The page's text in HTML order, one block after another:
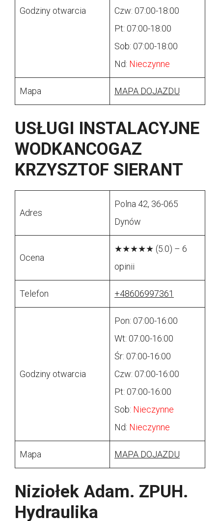
Godziny otwarcia
Czw: 07:00-18:00
Pt: 07:00-18:00
Sob: 07:00-18:00
Nd: Nieczynne
Mapa MAPA DOJAZDU
USŁUGI INSTALACYJNE
WODKANCOGAZ
KRZYSZTOF SIERANT
Adres
Polna 42, 36-065
Dynów
Ocena
★★★★★ (5.0) – 6
opinii
Telefon +48606997361
Godziny otwarcia
Pon: 07:00-16:00
Wt: 07:00-16:00
Śr: 07:00-16:00
Czw: 07:00-16:00
Pt: 07:00-16:00
Sob: Nieczynne
Nd: Nieczynne
Mapa MAPA DOJAZDU
Niziołek Adam. ZPUH.
Hydraulika